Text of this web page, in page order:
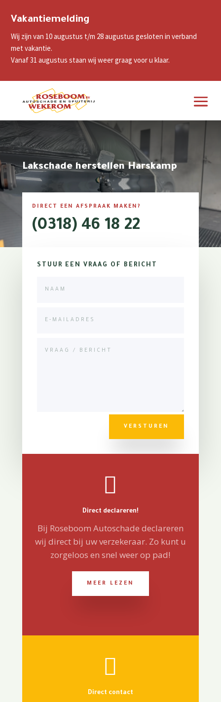
Vakantiemelding
Wij zijn van 10 augustus t/m 28 augustus gesloten in verband
met vakantie.
Vanaf 31 augustus staan wij weer graag voor u klaar.
Lakschade herstellen Harskamp
DIRECT EEN AFSPRAAK MAKEN?
(0318) 46 18 22
STUUR EEN VRAAG OF BERICHT
VERSTUREN

Direct declareren!
Bij Roseboom Autoschade declareren
wij direct bij uw verzekeraar. Zo kunt u
zorgeloos en snel weer op pad!
MEER LEZEN

Direct contact